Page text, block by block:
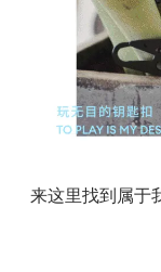
来这里找到属于